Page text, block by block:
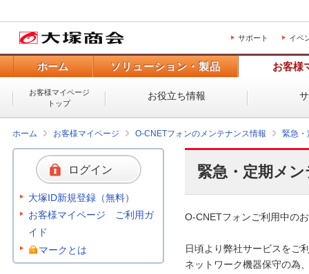
サポート イベ
ホーム ソリューション・製品 お客様
お客様マイページ
トップ
お役立ち情報
ホーム お客様マイページ O-CNETフォンのメンテナンス情報 緊急・
緊急・定期メ
O-CNETフォンご利用中の
日頃より弊社サービスをご
ネットワーク機器保守の為
ログイン
大塚ID新規登録（無料）
お客様マイページ ご利用ガ
イド
マークとは